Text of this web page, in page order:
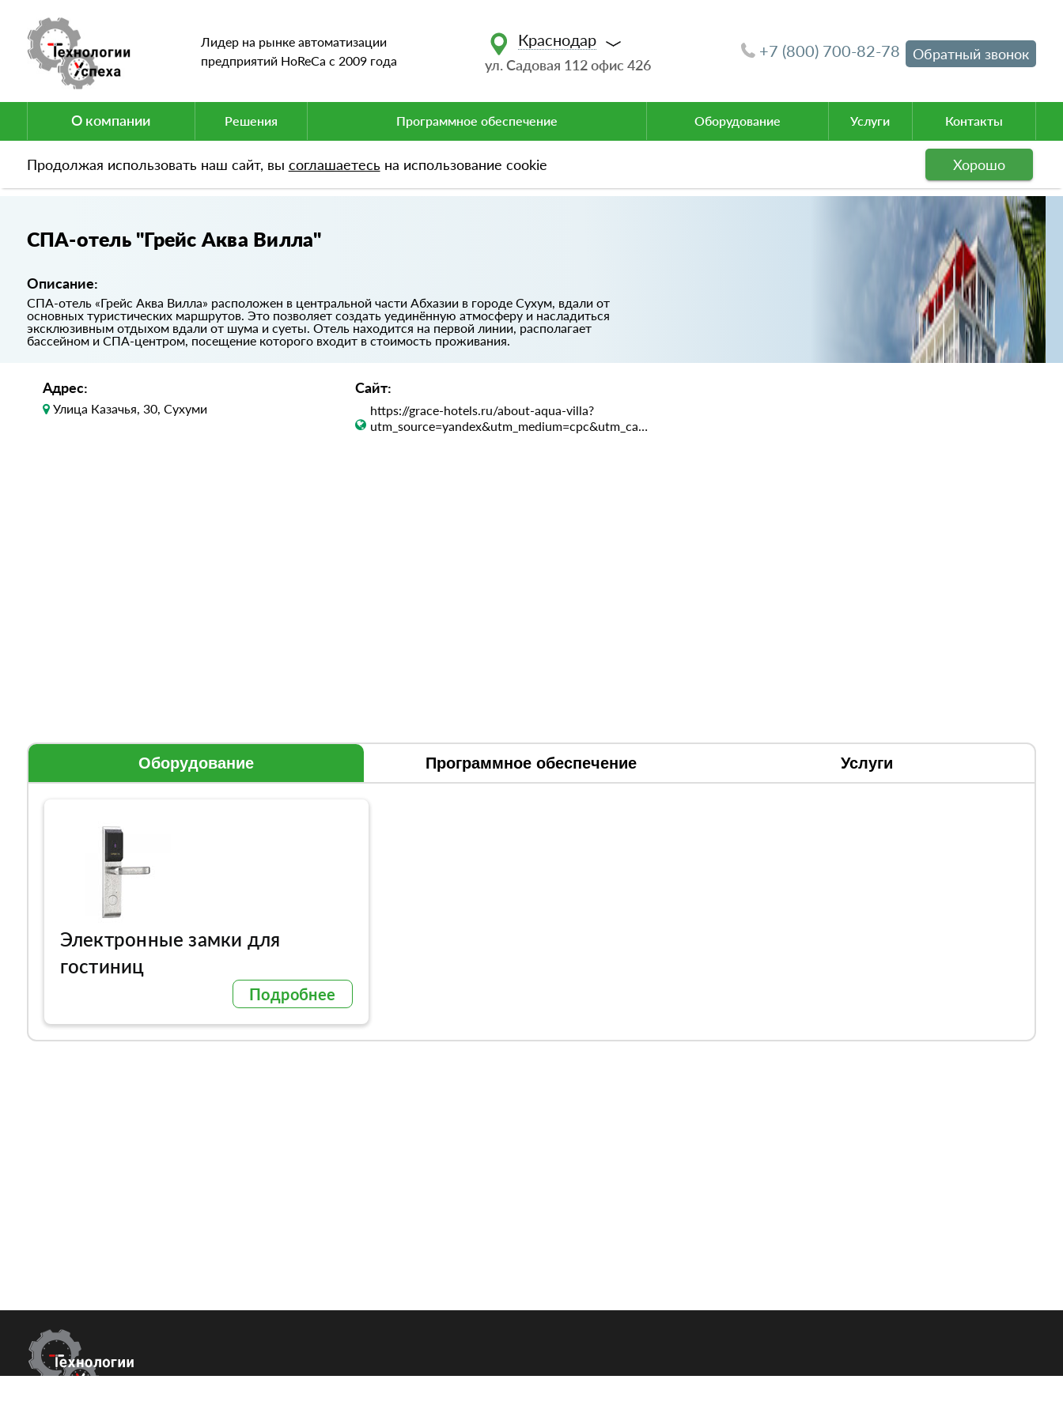
Лидер на рынке автоматизации
предприятий HoReCa c 2009 года
Краснодар
ул. Садовая 112 офис 426
+7 (800) 700-82-78 Обратный звонок
О компании Решения Программное обеспечение Оборудование Услуги Контакты
Продолжая использовать наш сайт, вы соглашаетесь на использование cookie Хорошо
Портфолио СПА-отель "Грейс Аква Вилла"
СПА-отель "Грейс Аква Вилла"
Описание:
СПА-отель «Грейс Аква Вилла» расположен в центральной части Абхазии в городе Сухум, вдали от
основных туристических маршрутов. Это позволяет создать уединённую атмосферу и насладиться
эксклюзивным отдыхом вдали от шума и суеты. Отель находится на первой линии, располагает
бассейном и СПА-центром, посещение которого входит в стоимость проживания.
Адрес:
Улица Казачья, 30, Сухуми
Сайт:
https://grace-hotels.ru/about-aqua-villa?
utm_source=yandex&utm_medium=cpc&utm_campaign=poisk&utm_con
Оборудование Программное обеспечение Услуги
Электронные замки для
гостиниц
Подробнее